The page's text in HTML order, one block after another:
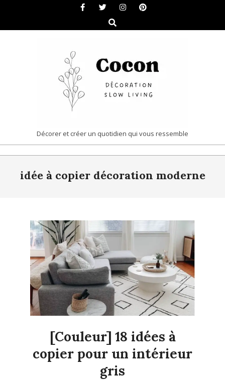
content
Search
COCON
|
DÉCORATION
LIVING
Décorer et créer un quotidien qui vous ressemble
Navigationidée à copier décoration moderne
[Couleur] 18 idées à
copier pour un intérieur
gris